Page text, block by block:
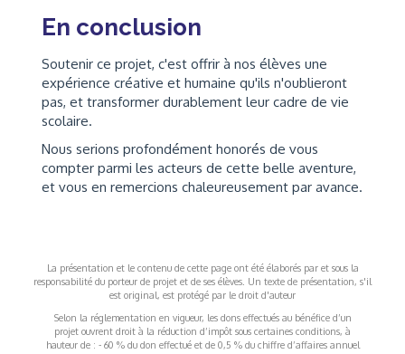
En conclusion
Soutenir ce projet, c'est offrir à nos élèves une
expérience créative et humaine qu'ils n'oublieront
pas, et transformer durablement leur cadre de vie
scolaire.
Nous serions profondément honorés de vous
compter parmi les acteurs de cette belle aventure,
et vous en remercions chaleureusement par avance.
La présentation et le contenu de cette page ont été élaborés par et sous la
responsabilité du porteur de projet et de ses élèves. Un texte de présentation, s'il
est original, est protégé par le droit d'auteur
Selon la réglementation en vigueur, les dons effectués au bénéfice d’un
projet ouvrent droit à la réduction d’impôt sous certaines conditions, à
hauteur de : - 60 % du don effectué et de 0,5 % du chiffre d’affaires annuel